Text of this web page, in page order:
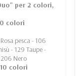
" per 2 colori,
colori
pesca - 106
- 129 Taupe -
Nero
colori